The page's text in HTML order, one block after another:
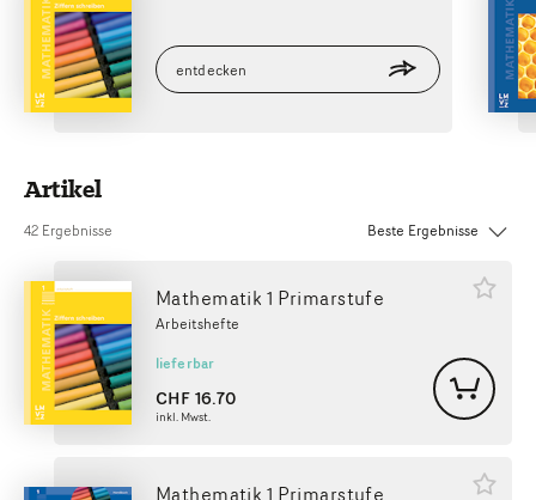
entdecken
Artikel
42 Ergebnisse
Mathematik 1 Primarstufe
Arbeitshefte
lieferbar
CHF16.70
inkl. Mwst.
Mathematik 1 Primarstufe